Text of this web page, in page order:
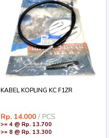
KABEL KOPLING KC F1ZR
Rp. 14.000 / PCS
>= 4 @ Rp. 13.700
>= 8 @ Rp. 13.300